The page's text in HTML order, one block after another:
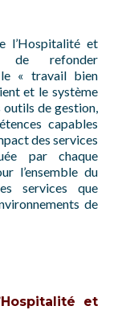
l’Hospitalité et
de refonder
le « travail bien
et le système
outils de gestion,
capables
des services
par chaque
l’ensemble du
services que
de
et